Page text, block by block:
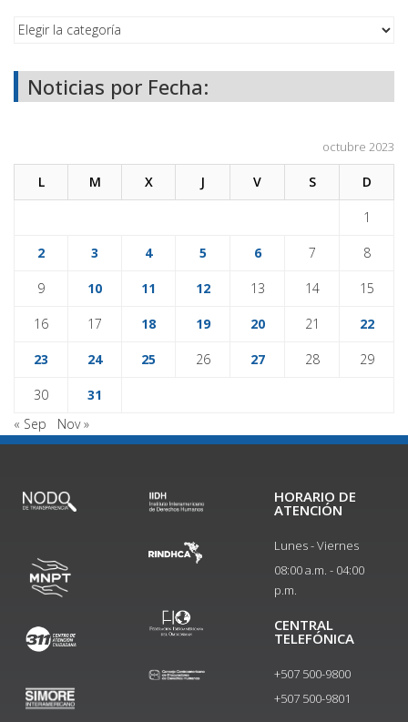
Noticias por Fecha:
octubre 2023
L M X J V S D
1
2 3 4 5 6 7 8
9 10 11 12 13 14 15
16 17 18 19 20 21 22
23 24 25 26 27 28 29
30
31
« Sep
Nov »
HORARIO DE
ATENCIÓN
Lunes - Viernes
08:00 a.m. - 04:00
p.m.
CENTRAL
TELEFÓNICA
+507 500-9800
+507 500-9801​